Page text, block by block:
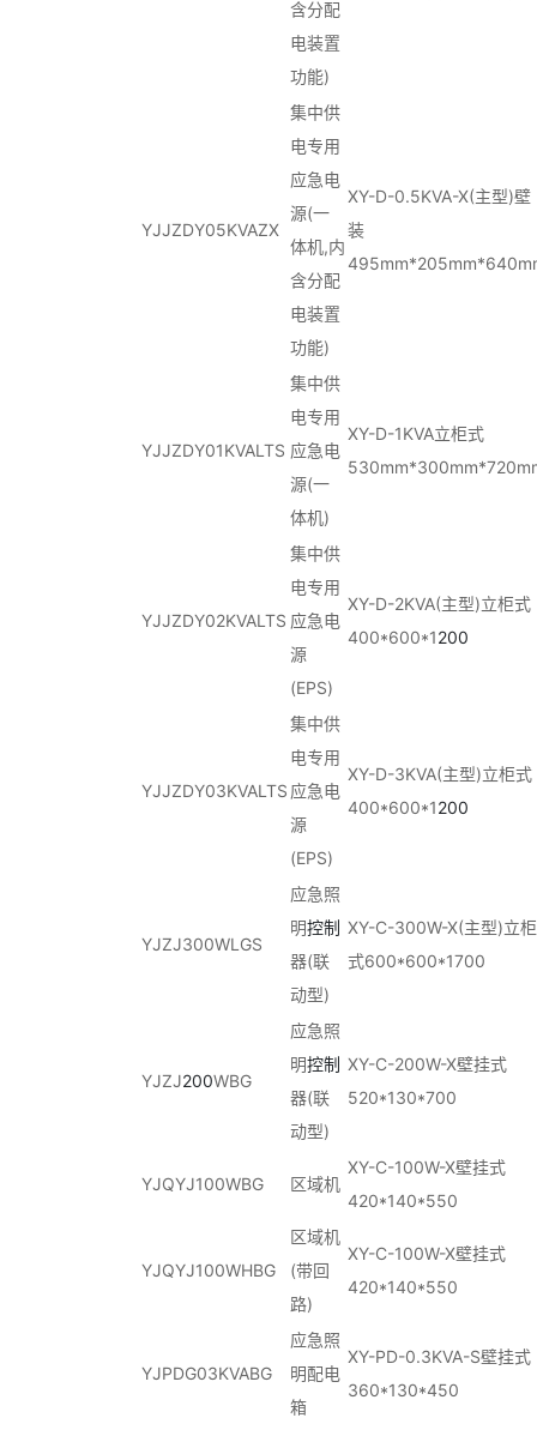
含分配
电装置
功能)
YJJZDY05KVAZX
集中供
电专用
应急电
源(一
体机,内
含分配
电装置
功能)
XY-D-0.5KVA-X(主型)壁
装
YJJZDY01KVALTS
集中供
电专用
应急电
源(一
体机)
XY-D-1KVA立柜式
YJJZDY02KVALTS
集中供
电专用
应急电
源
(EPS)
XY-D-2KVA(主型)立柜式
400*600*1200
YJJZDY03KVALTS
集中供
电专用
应急电
源
(EPS)
XY-D-3KVA(主型)立柜式
400*600*1200
YJZJ300WLGS
应急照
明控制
器(联
动型)
XY-C-300W-X(主型)立柜
式600*600*1700
YJZJ200WBG
应急照
明控制
器(联
动型)
XY-C-200W-X壁挂式
520*130*700
YJQYJ100WBG 区域机
XY-C-100W-X壁挂式
420*140*550
YJQYJ100WHBG
区域机
(带回
路)
XY-C-100W-X壁挂式
420*140*550
YJPDG03KVABG
应急照
明配电
箱
XY-PD-0.3KVA-S壁挂式
360*130*450